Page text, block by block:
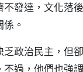
發達，文化落
。
政治民主，但
過，他們也強